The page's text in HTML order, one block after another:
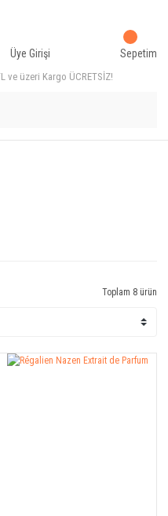
ve üzeri Kargo ÜCRETSİZ!
Üye Girişi Sepetim
Toplam 8 ürün